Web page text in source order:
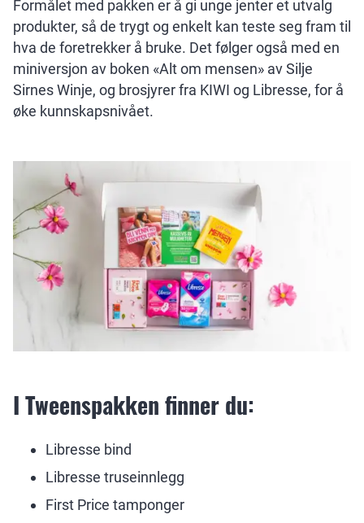
Formålet med pakken er å gi unge jenter et utvalg
produkter, så de trygt og enkelt kan teste seg fram til
hva de foretrekker å bruke. Det følger også med en
miniversjon av boken «Alt om mensen» av Silje
Sirnes Winje, og brosjyrer fra KIWI og Libresse, for å
øke kunnskapsnivået.
I Tweenspakken finner du:
Libresse bind
Libresse truseinnlegg
First Price tamponger